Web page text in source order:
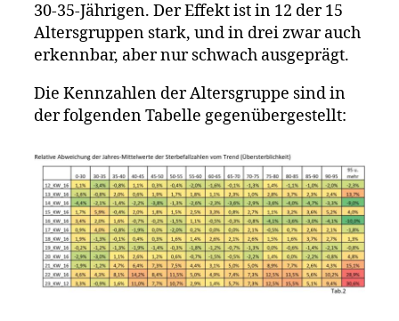
30-35-Jährigen. Der Effekt ist in 12 der 15
Altersgruppen stark, und in drei zwar auch
erkennbar, aber nur schwach ausgeprägt.
Die Kennzahlen der Altersgruppe sind in
der folgenden Tabelle gegenübergestellt: